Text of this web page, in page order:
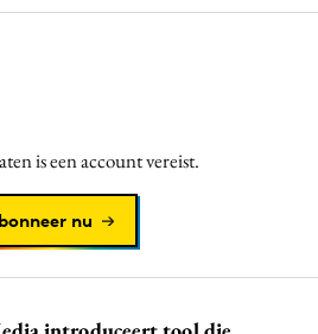
is een account vereist.
nu